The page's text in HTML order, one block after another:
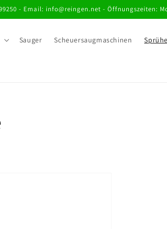
- Email: info@reingen.net - Öffnungszeiten:
Sauger Scheuersaugmaschinen